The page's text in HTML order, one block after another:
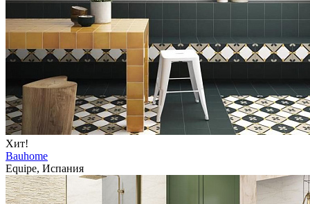
Хит!
Bauhome
Equipe, Испания